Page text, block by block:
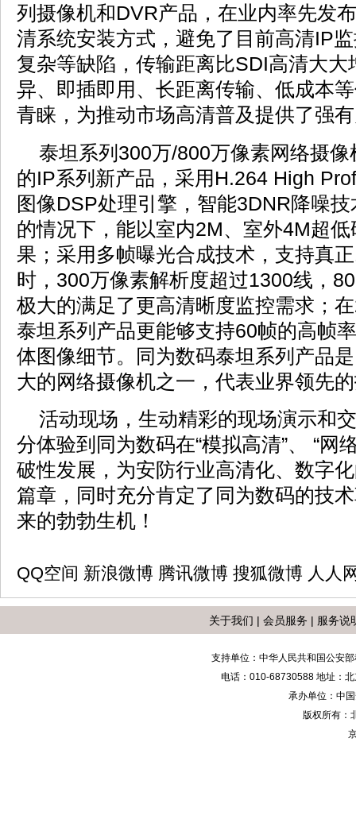
列摄像机和DVR产品，在业内率先发
清系统安装方式，避免了目前高清IP
复杂等缺陷，传输距离比SDI高清大
异、即插即用、长距离传输、低成本
青睐，为推动市场高清普及提供了强
泰坦系列300万/800万像素网络摄像
的IP系列新产品，采用H.264 High
图像DSP处理引擎，智能3DNR降噪
的情况下，能以室内2M、室外4M超
果；采用多帧曝光合成技术，支持真
时，300万像素解析度超过1300线，
极大的满足了更高清晰度监控需求；
泰坦系列产品更能够支持60帧的高帧
体图像细节。同为数码泰坦系列产品
大的网络摄像机之一，代表业界领先
活动现场，生动精彩的现场演示和
分体验到同为数码在“模拟高清”、 “网
破性发展，为安防行业高清化、数字
篇章，同时充分肯定了同为数码的技
来的勃勃生机！
QQ空间 新浪微博 腾讯微博 搜狐微博 人人
关于我们 | 会员服务 | 服务说
支持单位：中华人民共和国公安
电话：010-68730588 地址：
承办单位：中
版权所有：